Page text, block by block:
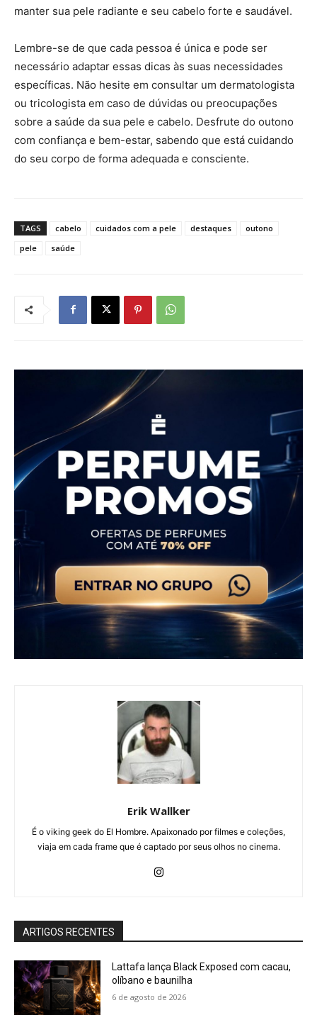
manter sua pele radiante e seu cabelo forte e saudável.
Lembre-se de que cada pessoa é única e pode ser
necessário adaptar essas dicas às suas necessidades
específicas. Não hesite em consultar um dermatologista
ou tricologista em caso de dúvidas ou preocupações
sobre a saúde da sua pele e cabelo. Desfrute do outono
com confiança e bem-estar, sabendo que está cuidando
do seu corpo de forma adequada e consciente.
TAGS cabelo cuidados com a pele destaques
outono
pele
saúde
Erik Wallker
É o viking geek do El Hombre. Apaixonado por filmes e coleções,
viaja em cada frame que é captado por seus olhos no cinema.
ARTIGOS RECENTES
Lattafa lança Black Exposed com cacau,
olíbano e baunilha
6 de agosto de 2026